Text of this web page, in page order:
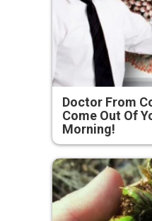
Doctor From
Come Out Of
Morning!